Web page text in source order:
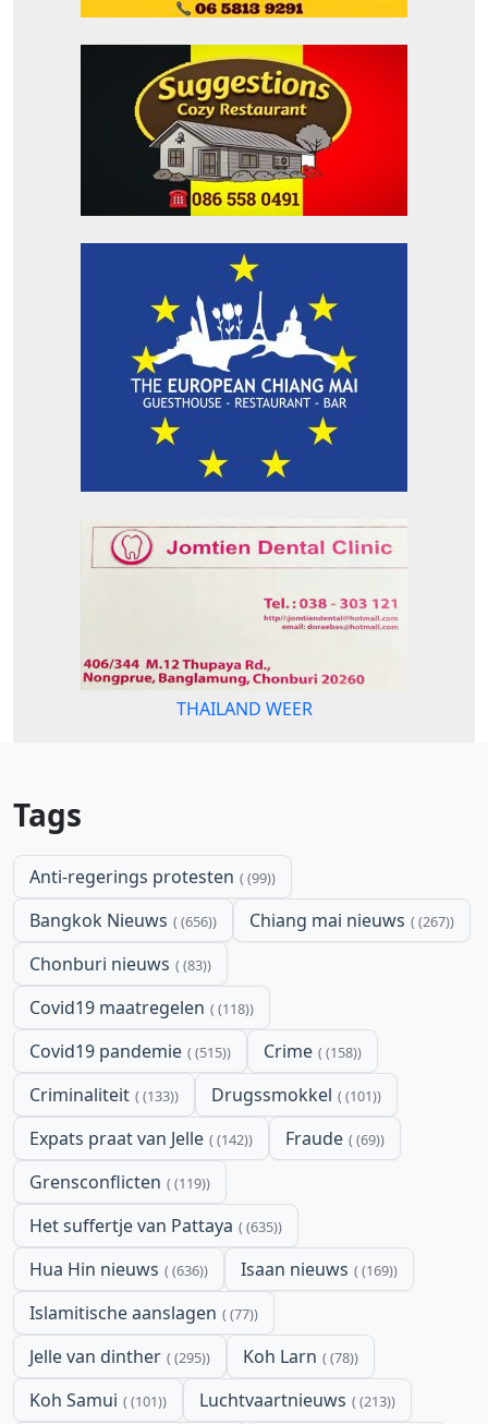
THAILAND WEER
Tags
Anti-regerings protesten (99)
Bangkok Nieuws (656) Chiang mai nieuws (267)
Chonburi nieuws (83)
Covid19 maatregelen (118)
Covid19 pandemie (515) Crime (158)
Criminaliteit (133) Drugssmokkel (101)
Expats praat van Jelle (142) Fraude (69)
Grensconflicten (119)
Het suffertje van Pattaya (635)
Hua Hin nieuws (636) Isaan nieuws (169)
Islamitische aanslagen (77)
Jelle van dinther (295) Koh Larn (78)
Koh Samui (101) Luchtvaartnieuws (213)